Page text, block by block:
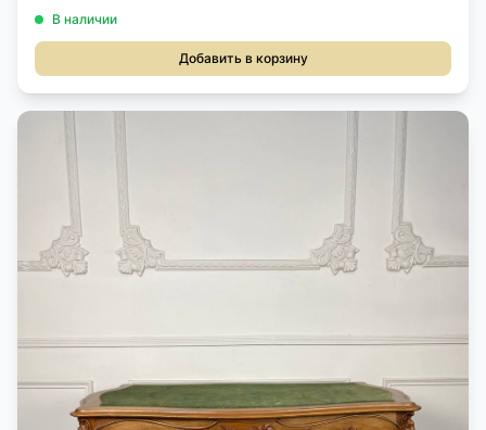
В наличии
Добавить в корзину